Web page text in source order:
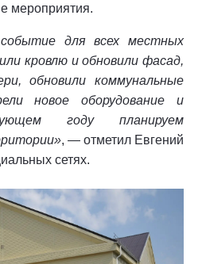
мероприятия.
для всех местных
кровлю и обновили фасад,
обновили коммунальные
новое оборудование и
году планируем
, — отметил Евгений
сетях.